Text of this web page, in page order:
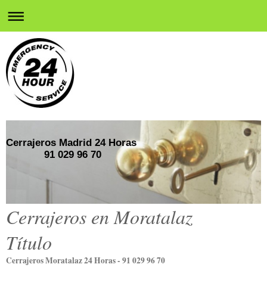
Cerrajeros Madrid 24 Horas
91 029 96 70
Cerrajeros en Moratalaz
Título
Cerrajeros Moratalaz 24 Horas - 91 029 96 70